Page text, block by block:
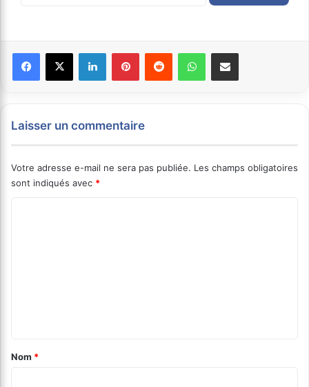
Laisser un commentaire
Votre adresse e-mail ne sera pas publiée. Les champs obligatoires
sont indiqués avec *
a
Nom *